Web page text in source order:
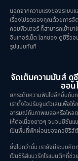
นอกจากความแรงของระบบแ
เรื่องโปรดของคุณด้วยการจั
คอมพิวเตอร์ ก็สามารถเข้าม
อินเทอร์เน็ต โลกของ ดูซีรี่อ
รูปแบบทันที
จัดเต็มความมันส์ ดู
ออน
ยกระดับความฟินไปอีกขั้นกับก
เราตั้งใจปรับจูนตัวเล่นเพื่อ
อารมณ์กับภาพเบลอหรือโหล
ให้ต่อเนื่องยาวๆ จนจบซีซั่น
เป็นพื้นที่พักผ่อนของคอซีรีส์
ยิ่งไปกว่านั้น เรายังมีระบบคั
เป็นซีรีส์แนวรักโรแมนติกที่ช่